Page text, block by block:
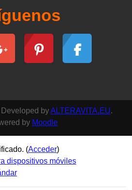
byALTERAVITA.EU.
by Moodle
(Acceder)
dispositivos móviles